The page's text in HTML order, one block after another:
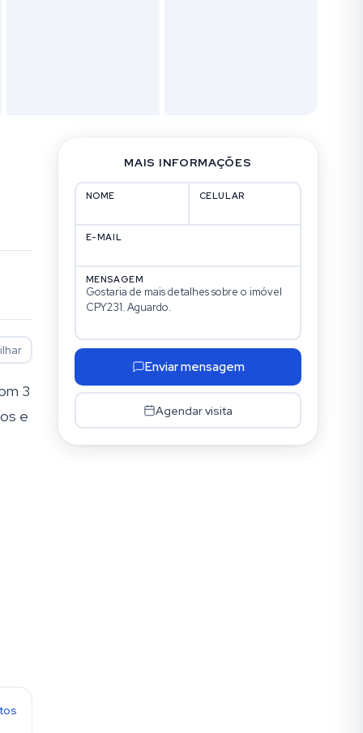
3
e
MAIS INFORMAÇÕES
NOME CELULAR
E-MAIL
MENSAGEM
Enviar mensagem
Agendar visita